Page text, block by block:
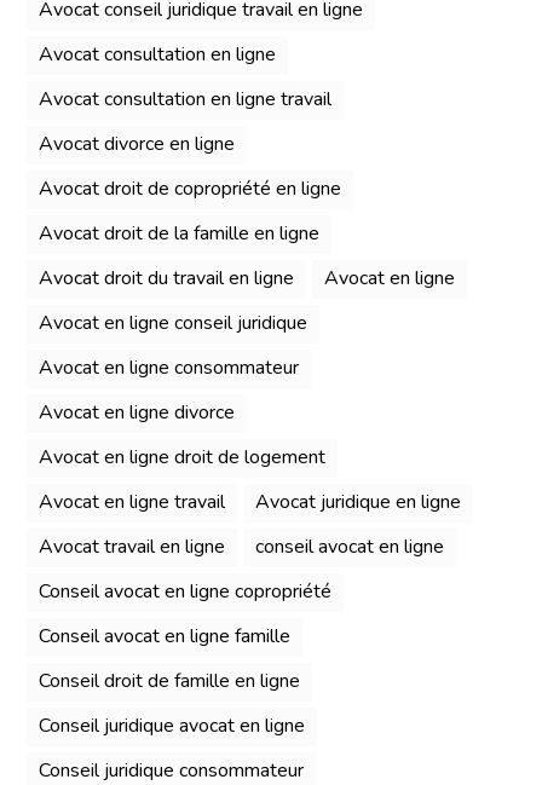
Avocat conseil juridique travail en ligne
Avocat consultation en ligne
Avocat consultation en ligne travail
Avocat divorce en ligne
Avocat droit de copropriété en ligne
Avocat droit de la famille en ligne
Avocat droit du travail en ligne
Avocat en ligne
Avocat en ligne conseil juridique
Avocat en ligne consommateur
Avocat en ligne divorce
Avocat en ligne droit de logement
Avocat en ligne travail
Avocat juridique en ligne
Avocat travail en ligne
conseil avocat en ligne
Conseil avocat en ligne copropriété
Conseil avocat en ligne famille
Conseil droit de famille en ligne
Conseil juridique avocat en ligne
Conseil juridique consommateur